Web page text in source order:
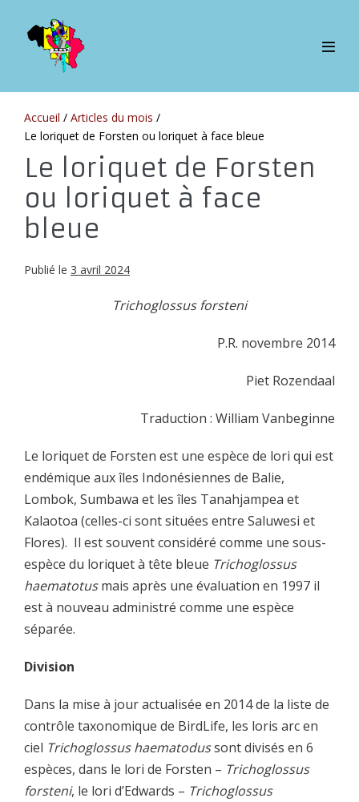
contenu
Accueil / Articles du mois /
Le loriquet de Forsten ou loriquet à face bleue
Le loriquet de Forsten
ou loriquet à face
bleue
Publié le 3 avril 2024
Trichoglossus forsteni
P.R. novembre 2014
Piet Rozendaal
Traduction : William Vanbeginne
Le loriquet de Forsten est une espèce de lori qui est
endémique aux îles Indonésiennes de Balie,
Lombok, Sumbawa et les îles Tanahjampea et
Kalaotoa (celles-ci sont situées entre Saluwesi et
Flores). Il est souvent considéré comme une sous-
espèce du loriquet à tête bleue Trichoglossus
haematotusmais après une évaluation en 1997 il
est à nouveau administré comme une espèce
séparée.
Division
Dans la mise à jour actualisée en 2014 de la liste de
contrôle taxonomique de BirdLife, les loris arc en
ciel Trichoglossus haematodussont divisés en 6
espèces, dans le lori de Forsten – Trichoglossus
forsteni, le lori d’Edwards – Trichoglossus